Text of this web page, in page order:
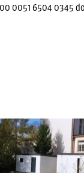
0051 6504 0345